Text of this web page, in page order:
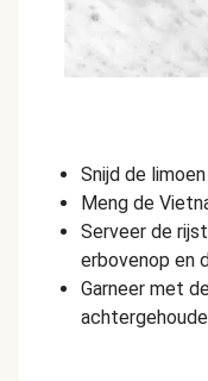
Snijd de
Meng de
Serveer de
erbovenop en
Garneer met